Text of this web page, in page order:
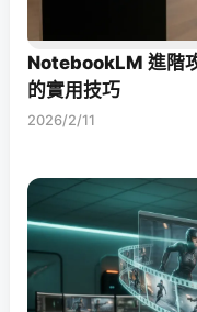
NotebookLM 進階
的實用技巧
2026/2/11